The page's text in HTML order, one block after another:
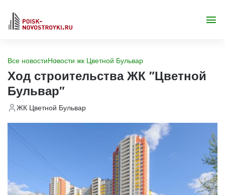
Все новостиНовости жк Цветной Бульвар
Ход строительства ЖК "Цветной
Бульвар"
ЖК Цветной Бульвар